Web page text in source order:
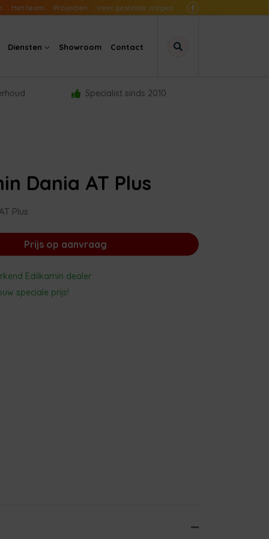
Het team Projecten Veel gestelde vragen
Diensten Showroom Contact
Specialist sinds 2010
Dania AT Plus
Plus
Prijs op aanvraag
Edilkamin dealer
speciale prijs!